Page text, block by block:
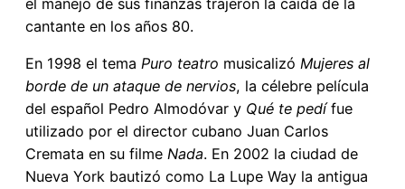
el manejo de sus finanzas trajeron la caída de la
cantante en los años 80.
En 1998 el tema Puro teatro musicalizó Mujeres al
borde de un ataque de nervios, la célebre película
del español Pedro Almodóvar y Qué te pedífue
utilizado por el director cubano Juan Carlos
Cremata en su filme Nada. En 2002 la ciudad de
Nueva York bautizó como La Lupe Way la antigua